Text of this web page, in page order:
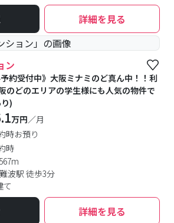
詳細を見る
ン
約受付中》大阪ミナミのど真ん中！！利
のどのエリアの学生様にも人気の物件で
)
万円／月
時お預り
時
波駅 徒歩3分
て
詳細を見る